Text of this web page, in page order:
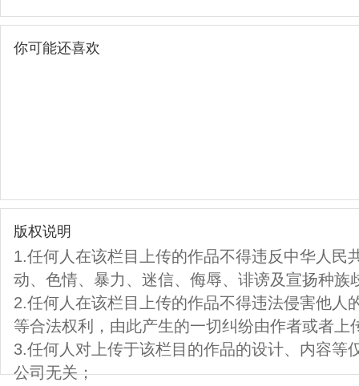
你可能还喜欢
版权说明
1.任何人在该栏目上传的作品不得违反中华人民
动、色情、暴力、迷信、侮辱、诽谤及宣扬种族
2.任何人在该栏目上传的作品不得违法侵害他人
等合法权利，由此产生的一切纠纷由作者或者上
3.任何人对上传于该栏目的作品的设计、内容等
公司无关；